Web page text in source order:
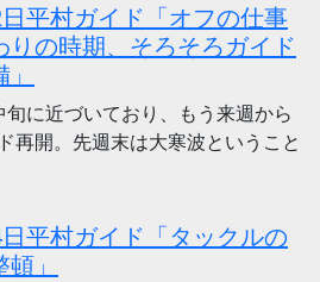
平村ガイド「オフの仕事
りの時期、そろそろガイド
旬に近づいており、もう来週から
再開。先週末は大寒波ということ
平村ガイド「タックルの
」